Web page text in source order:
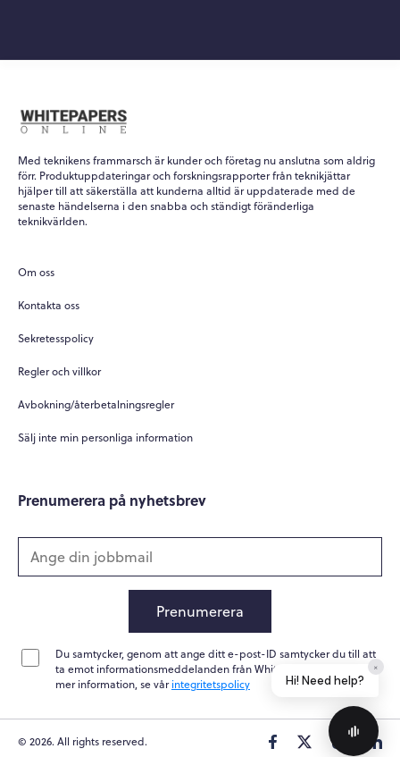
Med teknikens frammarsch är kunder och företag nu anslutna som aldrig
förr. Produktuppdateringar och forskningsrapporter från teknikjättar
hjälper till att säkerställa att kunderna alltid är uppdaterade med de
senaste händelserna i den snabba och ständigt föränderliga
teknikvärlden.
Om oss
Kontakta oss
Sekretesspolicy
Regler och villkor
Avbokning/återbetalningsregler
Sälj inte min personliga information
Prenumerera på nyhetsbrev
Prenumerera
Du samtycker, genom att ange ditt e-post-ID samtycker du till att
ta emot informationsmeddelanden från Whitepapers Online. För
mer information, se vårintegritetspolicy
© 2026. All rights reserved.
Hi! Need help?
×